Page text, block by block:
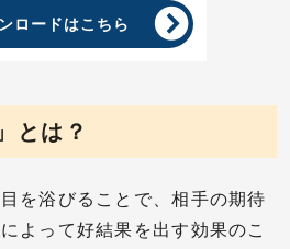
ロードはこちら
とは？
を浴びることで、相手の期待
よって好結果を出す効果のこ